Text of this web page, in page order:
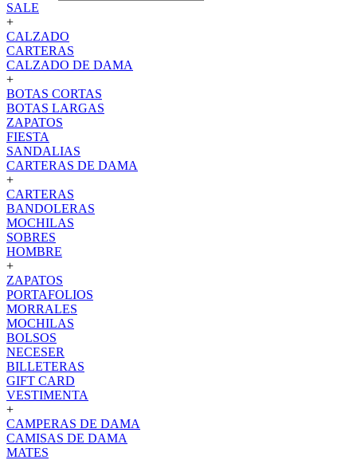
SALE
+
CALZADO
CARTERAS
CALZADO DE DAMA
+
BOTAS CORTAS
BOTAS LARGAS
ZAPATOS
FIESTA
SANDALIAS
CARTERAS DE DAMA
+
CARTERAS
BANDOLERAS
MOCHILAS
SOBRES
HOMBRE
+
ZAPATOS
PORTAFOLIOS
MORRALES
MOCHILAS
BOLSOS
NECESER
BILLETERAS
GIFT CARD
VESTIMENTA
+
CAMPERAS DE DAMA
CAMISAS DE DAMA
MATES